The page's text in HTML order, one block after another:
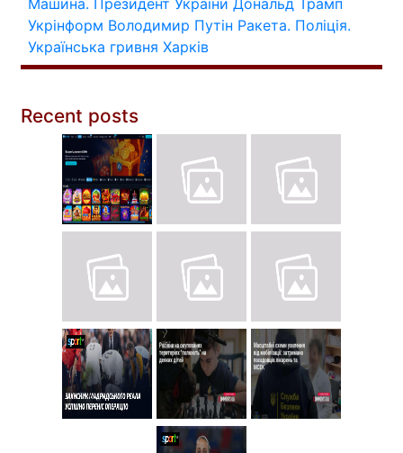
Машина. Президент України Дональд Трамп
Укрінформ Володимир Путін Ракета. Поліція.
Українська гривня Харків
Recent posts